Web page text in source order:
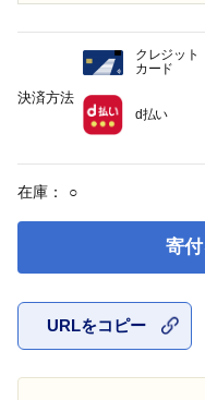
在庫： ○
寄
URLをコピー
決済方法
クレジット
カード
d払い